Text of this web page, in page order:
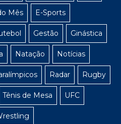
Mês E-Sports
Gestão Ginástica
Natação Notícias
Radar Rugby
Tênis de Mesa UFC